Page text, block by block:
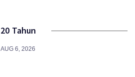
20 Tahun
AUG 6, 2026